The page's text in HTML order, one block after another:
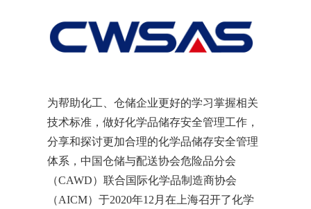
为帮助化工、仓储企业更好的学习掌握相关
技术标准，做好化学品储存安全管理工作，
分享和探讨更加合理的化学品储存安全管理
体系，中国仓储与配送协会危险品分会
（CAWD）联合国际化学品制造商协会
（AICM）于2020年12月在上海召开了化学